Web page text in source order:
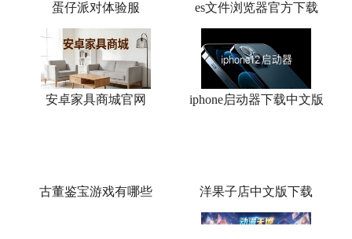
蛋仔派对体验服 es文件浏览器官方下载
安卓家具商城官网 iphone启动器下载中文版
古董鉴宝游戏有哪些 洋果子店中文版下载